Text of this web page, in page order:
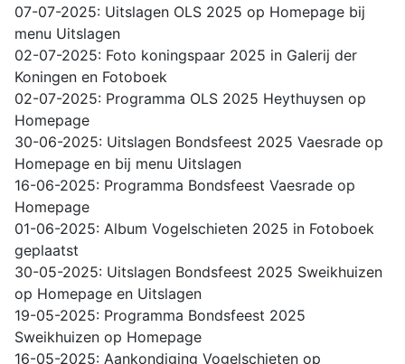
07-07-2025: Uitslagen OLS 2025 op Homepage bij
menu Uitslagen
02-07-2025: Foto koningspaar 2025 in Galerij der
Koningen en Fotoboek
02-07-2025: Programma OLS 2025 Heythuysen op
Homepage
30-06-2025: Uitslagen Bondsfeest 2025 Vaesrade op
Homepage en bij menu Uitslagen
16-06-2025: Programma Bondsfeest Vaesrade op
Homepage
01-06-2025: Album Vogelschieten 2025 in Fotoboek
geplaatst
30-05-2025: Uitslagen Bondsfeest 2025 Sweikhuizen
op Homepage en Uitslagen
19-05-2025: Programma Bondsfeest 2025
Sweikhuizen op Homepage
16-05-2025: Aankondiging Vogelschieten op